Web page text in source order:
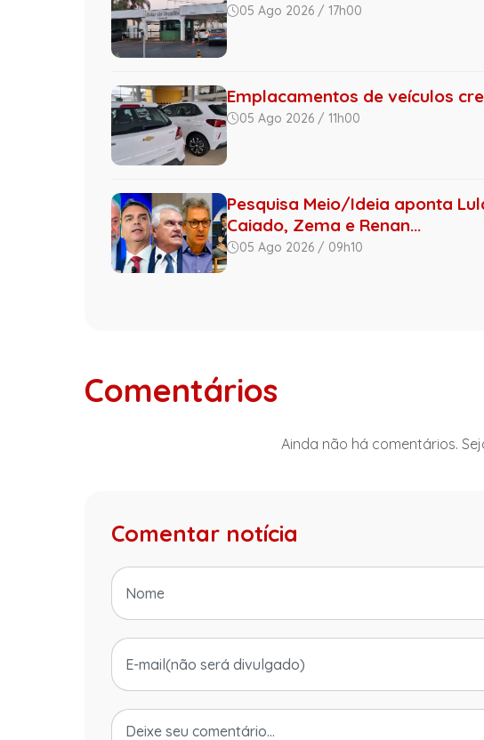
05 Ago 2026 / 17h00
Emplacamentos de veículos
05 Ago 2026 / 11h00
Pesquisa Meio/Ideia aponta
Caiado, Zema e Renan...
05 Ago 2026 / 09h10
Comentários
Ainda não há comentários.
Comentar notícia